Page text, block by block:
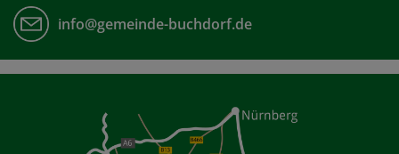
info@gemeinde-buchdorf.de